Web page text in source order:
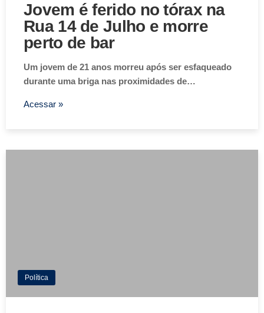
Jovem é ferido no tórax na
Rua 14 de Julho e morre
perto de bar
Um jovem de 21 anos morreu após ser esfaqueado
durante uma briga nas proximidades de…
Acessar »
Política